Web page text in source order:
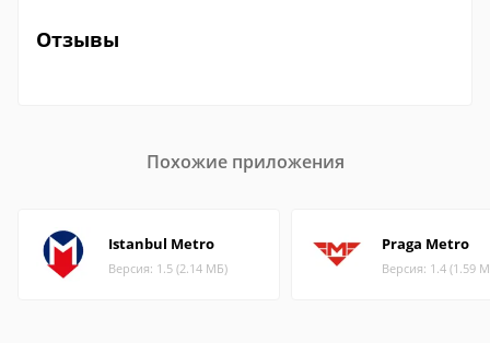
Отзывы
Похожие приложения
Istanbul Metro
Версия: 1.5 (2.14 МБ)
Praga Metro
Версия: 1.4 (1.59